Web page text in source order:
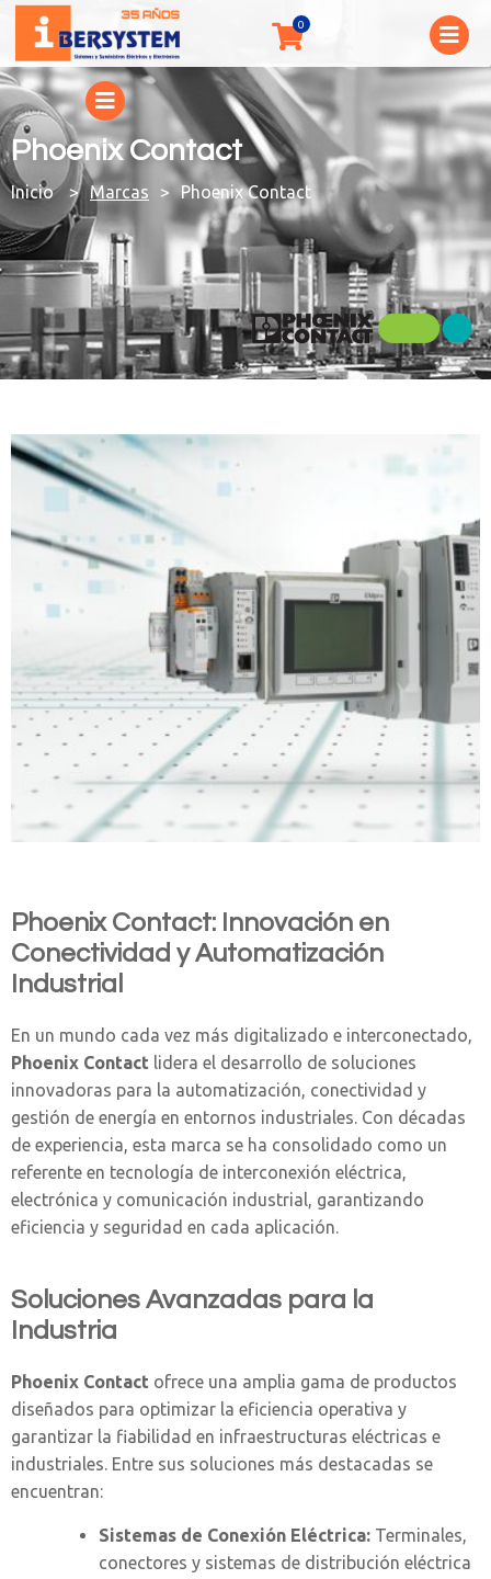
Phoenix Contact
You are here:Marcas Phoenix Contact
Phoenix Contact: Innovación en
Conectividad y Automatización
Industrial
En un mundo cada vez más digitalizado e interconectado,
Phoenix Contact lidera el desarrollo de soluciones
innovadoras para la automatización, conectividad y
gestión de energía en entornos industriales. Con décadas
de experiencia, esta marca se ha consolidado como un
referente en tecnología de interconexión eléctrica,
electrónica y comunicación industrial, garantizando
eficiencia y seguridad en cada aplicación.
Soluciones Avanzadas para la
Industria
Phoenix Contact ofrece una amplia gama de productos
diseñados para optimizar la eficiencia operativa y
garantizar la fiabilidad en infraestructuras eléctricas e
industriales. Entre sus soluciones más destacadas se
encuentran:
Sistemas de Conexión Eléctrica: Terminales,
conectores y sistemas de distribución eléctrica